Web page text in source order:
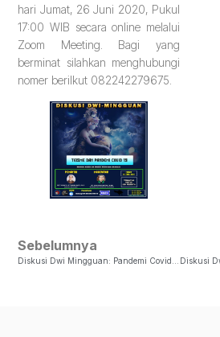
hari Jumat, 26 Juni 2020, Pukul
17:00 WIB secara online melalui
Zoom Meeting. Bagi yang
berminat silahkan menghubungi
nomer berilkut 082242279675.
Sebelumnya